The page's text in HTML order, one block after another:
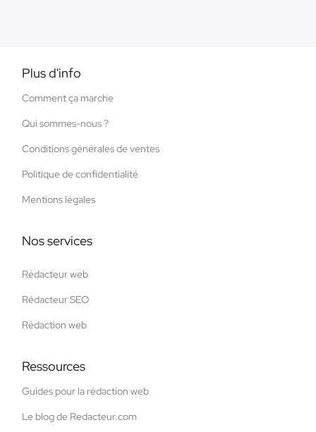
Plus d'info
Comment ça marche
Qui sommes-nous ?
Conditions générales de ventes
Politique de confidentialité
Mentions légales
Nos services
Rédacteur web
Rédacteur SEO
Rédaction web
Ressources
Guides pour la rédaction web
Le blog de Redacteur.com